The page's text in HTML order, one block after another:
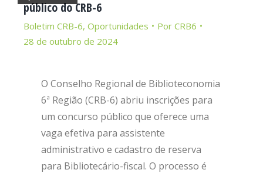
público do CRB-6
Boletim CRB-6, Oportunidades Por CRB6
28 de outubro de 2024
O Conselho Regional de Biblioteconomia
6ª Região (CRB-6) abriu inscrições para
um concurso público que oferece uma
vaga efetiva para assistente
administrativo e cadastro de reserva
para Bibliotecário-fiscal. O processo é